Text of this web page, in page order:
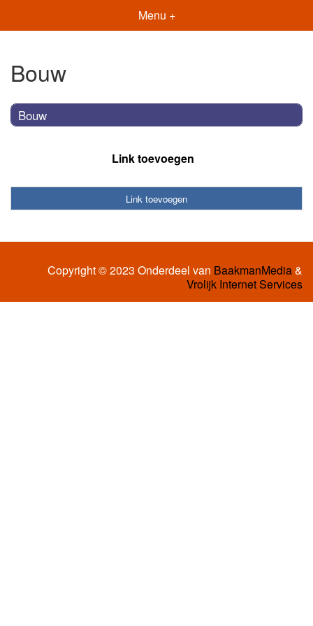
Menu +
Bouw
Bouw
Link toevoegen
Link toevoegen
Copyright © 2023 Onderdeel van BaakmanMedia&
Vrolijk Internet Services